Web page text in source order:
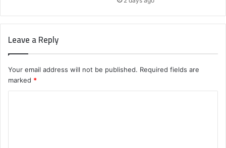
Leave a Reply
Your email address will not be published. Required fields are
marked *